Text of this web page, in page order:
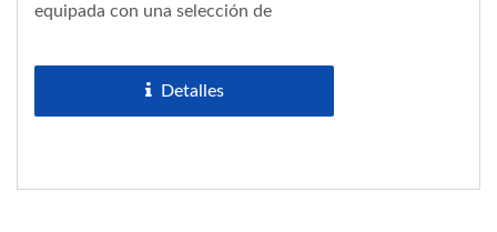
equipada con una selección de
/ i5 / i7 o un procesador...
Detalles